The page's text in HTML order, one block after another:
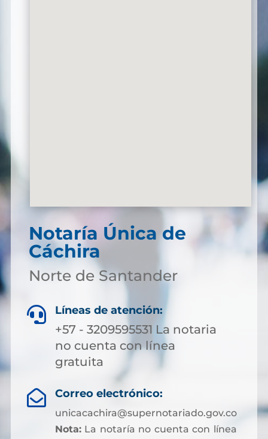
Notaría Única de
Cáchira
Norte de Santander
 Líneas de atención:
+57 - 3209595531 La notaria
no cuenta con línea
gratuita
 Correo electrónico:
unicacachira@supernotariado.gov.co
Nota:La notaría no cuenta con línea